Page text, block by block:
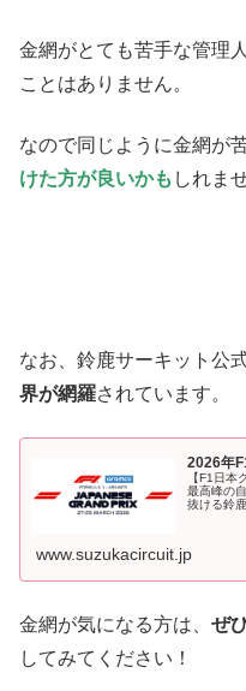
金網がとても苦手な管理
ことはありません。
なので同じように金網が
けた方が良いかも しれま
なお、鈴鹿サーキット公
界が網羅されています。
2026年
【F1日本
最高峰の
抜ける鈴
www.suzukacircuit.jp
金網が気になる方は、 ぜ
してみてください！